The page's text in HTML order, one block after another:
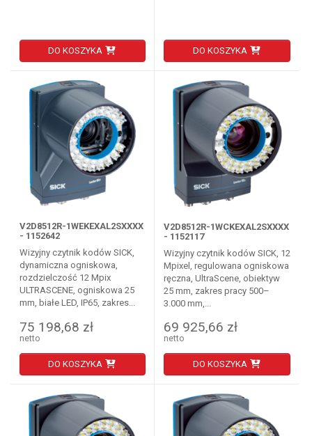
DO KOSZYKA DO KOSZYKA
V2D8512R-1WEKEXAL2SXXXX
- 1152642
Wizyjny czytnik kodów SICK,
dynamiczna ogniskowa,
rozdzielczość 12 Mpix
ULTRASCENE, ogniskowa 25
mm, białe LED, IP65, zakres...
75 198,68 zł
netto
DO KOSZYKA
V2D8512R-1WCKEXAL2SXXXX
- 1152117
Wizyjny czytnik kodów SICK, 12
Mpixel, regulowana ogniskowa
ręczna, UltraScene, obiektyw
25 mm, zakres pracy 500–
3.000 mm,...
69 925,66 zł
netto
DO KOSZYKA